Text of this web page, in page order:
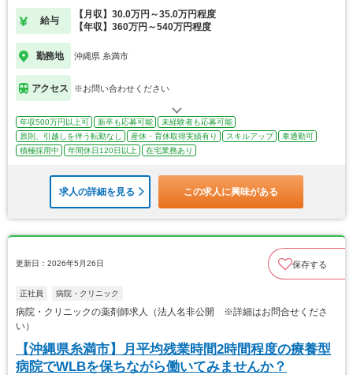
給与
【月収】30.0万円～35.0万円程度
【年収】360万円～540万円程度
勤務地 沖縄県 糸満市
アクセス ※お問い合わせください
年収500万円以上可 新卒も応募可能
未経験者も応募可能
原則、引越しを伴う転勤なし
産休・育休取得実績有り スキルアップ
車通勤可
積極採用中
年間休日120日以上 在宅業務あり
求人の詳細を見る この求人に興味がある
更新日：2026年5月26日 保存する
正社員 病院・クリニック
病院・クリニックの薬剤師求人（法人名非公開 ※詳細はお問合せくださ
い）
【沖縄県糸満市】月平均残業時間2時間程度の療養型
病院でWLBを保ちながら働いてみませんか？